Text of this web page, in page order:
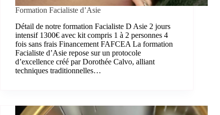
Formation Facialiste d’Asie
Détail de notre formation Facialiste D Asie 2 jours
intensif 1300€ avec kit compris 1 à 2 personnes 4
fois sans frais Financement FAFCEA La formation
Facialiste d’Asie repose sur un protocole
d’excellence créé par Dorothée Calvo, alliant
techniques traditionnelles…